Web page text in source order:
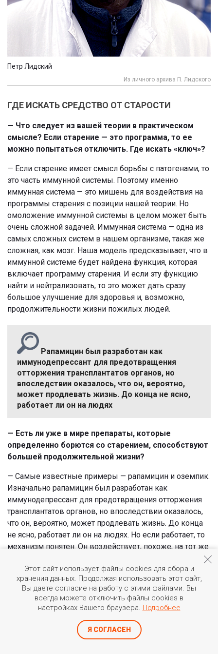
Петр Лидский
Из личного архива П. Лидского
ГДЕ ИСКАТЬ СРЕДСТВО ОТ СТАРОСТИ
— Что следует из вашей теории в практическом
смысле? Если старение — это программа, то ее
можно попытаться отключить. Где искать «ключ»?
— Если старение имеет смысл борьбы с патогенами, то
это часть иммунной системы. Поэтому именно
иммунная система — это мишень для воздействия на
программы старения с позиции нашей теории. Но
омоложение иммунной системы в целом может быть
очень сложной задачей. Иммунная система — одна из
самых сложных систем в нашем организме, такая же
сложная, как мозг. Наша модель предсказывает, что в
иммунной системе будет найдена функция, которая
включает программу старения. И если эту функцию
найти и нейтрализовать, то это может дать сразу
большое улучшение для здоровья и, возможно,
продолжительности жизни пожилых людей.
Рапамицин был разработан как
иммунодепрессант для предотвращения
отторжения трансплантатов органов, но
впоследствии оказалось, что он, вероятно,
может продлевать жизнь. До конца не ясно,
работает ли он на людях
— Есть ли уже в мире препараты, которые
определенно борются со старением, способствуют
большей продолжительной жизни?
— Самые известные примеры — рапамицин и оземпик.
Изначально рапамицин был разработан как
иммунодепрессант для предотвращения отторжения
трансплантатов органов, но впоследствии оказалось,
что он, вероятно, может продлевать жизнь. До конца
не ясно, работает ли он на людях. Но если работает, то
механизм понятен. Он воздействует, похоже, на тот же
достоверно увеличивает продолжительность жизни у
животных. Но мы не можем результаты, которые
получены на лабораторных животных, переносить на
человека.
Этот сайт использует файлы cookies для сбора и
хранения данных. Продолжая использовать этот сайт,
Вы даете согласие на работу с этими файлами. Вы
всегда можете отключить файлы cookies в
настройках Вашего браузера. Подробнее
Я СОГЛАСЕН